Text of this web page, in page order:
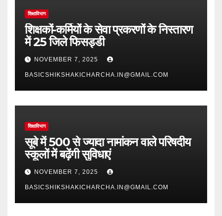
शिक्षाविभाग
शिक्षकों-कर्मियों के सेवा प्रकरणों के निस्तारण
में 25 जिले फिसड्डी
NOVEMBER 7, 2025
BASICSHIKSHAKICHARCHA.IN@GMAIL.COM
शिक्षाविभाग
सूबे में 500 से ज्यादा नामांकन वाले परिषदीय
स्कूलों में बढ़ेंगी सुविधाएं
NOVEMBER 7, 2025
BASICSHIKSHAKICHARCHA.IN@GMAIL.COM